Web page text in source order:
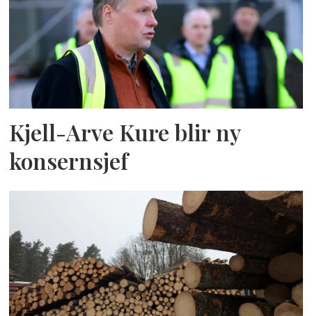
Kjell-Arve Kure blir ny
konsernsjef